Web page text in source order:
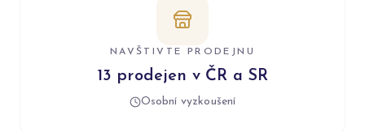
NAVŠTIVTE PRODEJNU
13 prodejen v ČR a SR
Osobní vyzkoušení